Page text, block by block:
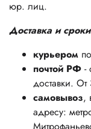
юр. лиц.
Доставка и
курьером
почтой РФ -
доставки. От
самовывоз,
адресу: